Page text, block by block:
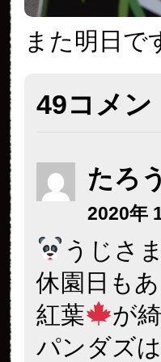
また明日で
49コメン
たろう
2020年
うじさま
休園日も
紅葉
が
パンダズ